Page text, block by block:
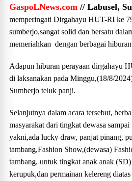
GaspoLNews.com // Labusel,
memperingati Dirgahayu HUT-RI ke
sumberjo,sangat solid dan bersatu
memeriahkan dengan berbagai
Adapun hiburan perayaan dirgahayu
di laksanakan pada Minggu,(18/8/
Sumberjo teluk panji.
Selanjutnya dalam acara tersebut,
masyarakat dari tingkat dewasa
yakni,ada lucky draw, panjat pinang,
tambang,Fashion Show,(dewasa)
tambang, untuk tingkat anak anak
kerupuk,dan permainan kelereng